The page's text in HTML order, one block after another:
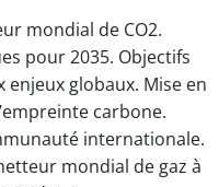
mondial de CO2.
pour 2035. Objectifs
globaux. Mise en
carbone.
internationale.
mondial de gaz à